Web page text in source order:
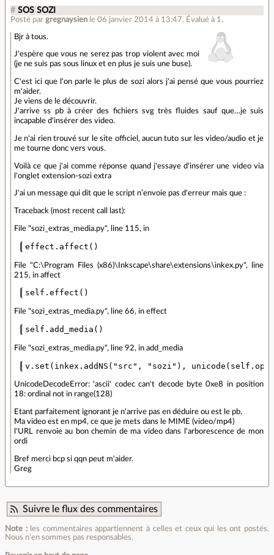
# SOS SOZI
Posté par gregnaysien le 06 janvier 2014 à 13:47. Évalué à 1 .
Bjr à tous.
J'espère que vous ne serez pas trop violent avec moi
(je ne suis pas sous linux et en plus je suis une buse).
C'est ici que l'on parle le plus de sozi alors j'ai pensé que vous pourriez
m'aider.
Je viens de le découvrir.
J'arrive ss pb à créer des fichiers svg très fluides sauf que…je suis
incapable d'insérer des video.
Je n'ai rien trouvé sur le site officiel, aucun tuto sur les video/audio et je
me tourne donc vers vous.
Voilà ce que j'ai comme réponse quand j'essaye d'insérer une video via
l'onglet extension-sozi extra
J'ai un message qui dit que le script n’envoie pas d'erreur mais que :
Traceback (most recent call last):
File "sozi_extras_media.py", line 115, in
File "C:\Program Files (x86)\Inkscape\share\extensions\inkex.py", line
215, in affect
File "sozi_extras_media.py", line 66, in effect
File "sozi_extras_media.py", line 92, in add_media
UnicodeDecodeError: 'ascii' codec can't decode byte 0xe8 in position
18: ordinal not in range(128)
Etant parfaitement ignorant je n'arrive pas en déduire ou est le pb.
Ma video est en mp4, ce que je mets dans le MIME (video/mp4)
l'URL renvoie au bon chemin de ma video dans l'arborescence de mon
ordi
Bref merci bcp si qqn peut m'aider.
Greg
Suivre le flux des commentaires
Note :les commentaires appartiennent à celles et ceux qui les ont postés.
Nous n’en sommes pas responsables.